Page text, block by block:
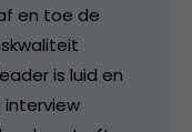
en toe de
is luid en
interview